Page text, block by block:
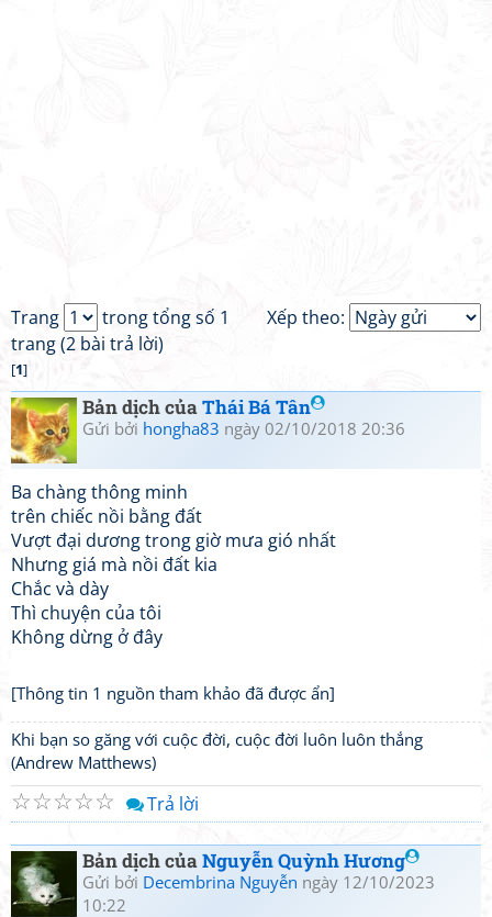
Xếp theo:
Trang
trong tổng số 1
trang (2 bài trả lời)
[1]
Bản dịch củaThái Bá Tân
Gửi bởi hongha83 ngày 02/10/2018 20:36
Ba chàng thông minh
trên chiếc nồi bằng đất
Vượt đại dương trong giờ mưa gió nhất
Nhưng giá mà nồi đất kia
Chắc và dày
Thì chuyện của tôi
Không dừng ở đây
[Thông tin 1 nguồn tham khảo đã được ẩn]
Khi bạn so găng với cuộc đời, cuộc đời luôn luôn thắng
(Andrew Matthews)
☆
☆
☆
☆
☆ Trả lời
Bản dịch củaNguyễn Quỳnh Hương
Gửi bởi Decembrina Nguyễn ngày 12/10/2023
10:22